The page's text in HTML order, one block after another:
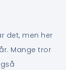
det, men her
Mange tror